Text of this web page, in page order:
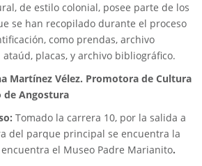
de estilo colonial, posee parte de los
se han recopilado durante el proceso
como prendas, archivo
placas, y archivo bibliográfico.
Martínez Vélez. Promotora de Cultura
de Angostura
Tomado la carrera 10, por la salida a
del parque principal se encuentra la
encuentra el Museo Padre Marianito.